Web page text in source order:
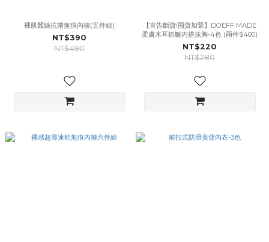
裸肌蠶絲抗菌無痕內褲(五件組)
NT$390
NT$490
【宣告斷貨!囤貨加緊】DOEFF MADE
柔膚木耳抓皺內搭抹胸-4色 (兩件$400)
NT$220
NT$280